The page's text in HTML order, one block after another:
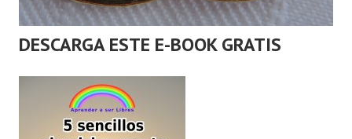
DESCARGA ESTE E-BOOK GRATIS